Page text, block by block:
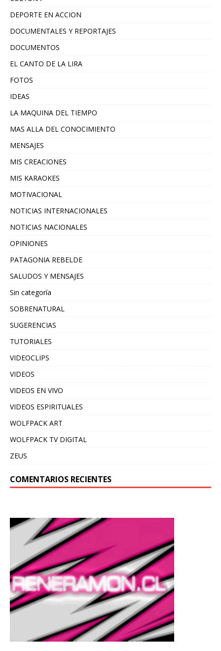
DEPORTE EN ACCION
DOCUMENTALES Y REPORTAJES
DOCUMENTOS
EL CANTO DE LA LIRA
FOTOS
IDEAS
LA MAQUINA DEL TIEMPO
MAS ALLA DEL CONOCIMIENTO
MENSAJES
MIS CREACIONES
MIS KARAOKES
MOTIVACIONAL
NOTICIAS INTERNACIONALES
NOTICIAS NACIONALES
OPINIONES
PATAGONIA REBELDE
SALUDOS Y MENSAJES
Sin categoría
SOBRENATURAL
SUGERENCIAS
TUTORIALES
VIDEOCLIPS
VIDEOS
VIDEOS EN VIVO
VIDEOS ESPIRITUALES
WOLFPACK ART
WOLFPACK TV DIGITAL
ZEUS
COMENTARIOS RECIENTES